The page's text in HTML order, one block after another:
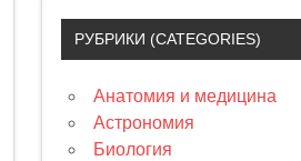
РУБРИКИ (CATEGORIES)
Анатомия и медицина
Астрономия
Биология